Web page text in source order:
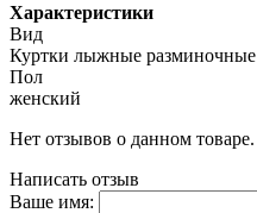
Характеристики
Вид
Куртки лыжные разминочные
Пол
женский
Нет отзывов о данном товаре.
Написать отзыв
Ваше имя: